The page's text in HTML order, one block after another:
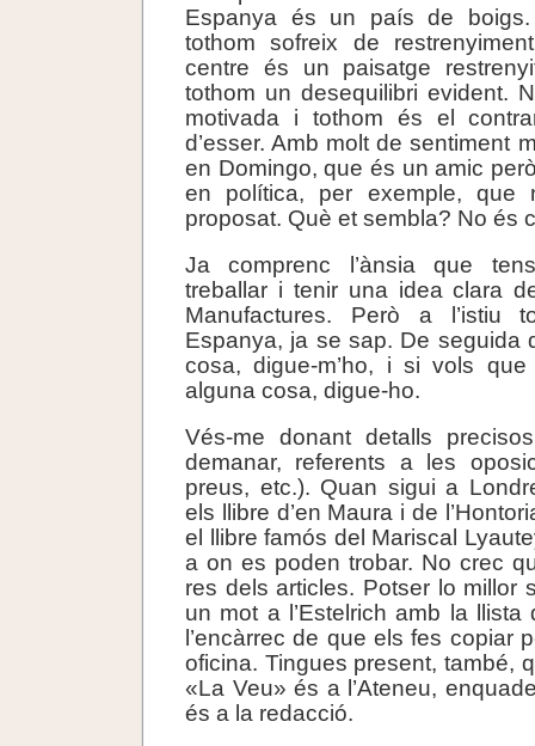
Espanya és un país de
tothom sofreix de
centre és un paisatge
tothom un desequilibri evident.
motivada i tothom és el
d’esser. Amb molt de sentiment
en Domingo, que és un amic
en política, per exemple,
proposat. Què et sembla? No és
Ja comprenc l’ànsia que
treballar i tenir una idea clara
Manufactures. Però a l’istiu
Espanya, ja se sap. De seguida
cosa, digue-m’ho, i si vols
alguna cosa, digue-ho.
Vés-me donant detalls
demanar, referents a les
preus, etc.). Quan sigui a
els llibre d’en Maura i de
el llibre famós del Mariscal
a on es poden trobar. No crec
res dels articles. Potser lo millor
un mot a l’Estelrich amb la llista
l’encàrrec de que els fes copiar
oficina. Tingues present, també,
«La Veu» és a l’Ateneu,
és a la redacció.